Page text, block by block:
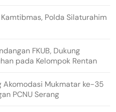
Polda Silaturahim
FKUB, Dukung
pada Kelompok Rentan
Akomodasi Mukmatar ke-35
PCNU Serang